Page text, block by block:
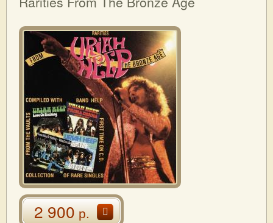
2 900р.